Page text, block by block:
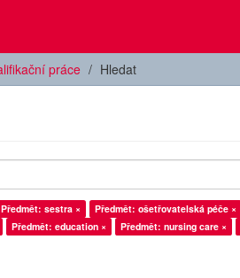
práce Hledat
Předmět: sestra × Předmět: ošetřovatelská péče ×
Předmět: education × Předmět: nursing care ×